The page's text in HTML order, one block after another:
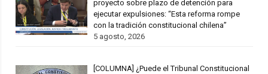
proyecto sobre plazo de detención para
ejecutar expulsiones: “Esta reforma rompe
con la tradición constitucional chilena”
5 agosto, 2026
[COLUMNA] ¿Puede el Tribunal Constitucional